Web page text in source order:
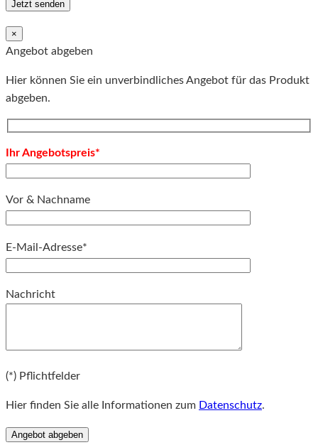
×
Angebot abgeben
Hier können Sie ein unverbindliches Angebot für das Produkt
abgeben.
Ihr Angebotspreis*
Vor & Nachname
E-Mail-Adresse*
Nachricht
(*) Pflichtfelder
Hier finden Sie alle Informationen zum Datenschutz.